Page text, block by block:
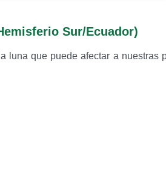
Sur/Ecuador)
luna que puede afectar a nuestras